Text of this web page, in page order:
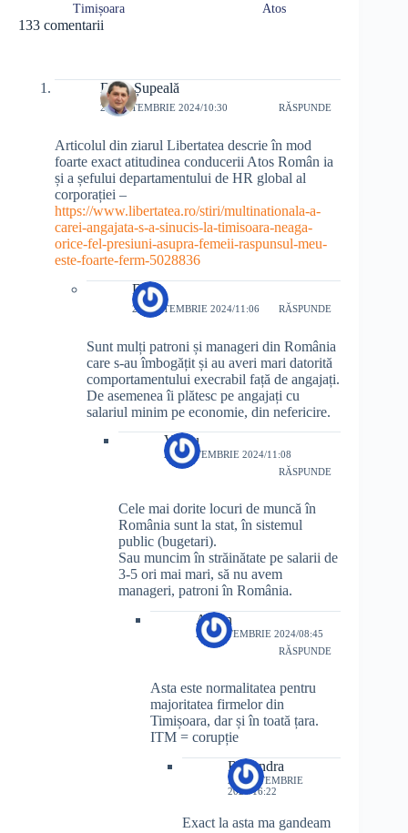
Timișoara
Atos
133 comentarii
Doru Șupeală
28 SEPTEMBRIE 2024/10:30 RĂSPUNDE
Articolul din ziarul Libertatea descrie în mod
foarte exact atitudinea conducerii Atos Român ia
și a șefului departamentului de HR global al
corporației –
https://www.libertatea.ro/stiri/multinationala-a-
carei-angajata-s-a-sinucis-la-timisoara-neaga-
orice-fel-presiuni-asupra-femeii-raspunsul-meu-
este-foarte-ferm-5028836
Doru
28 SEPTEMBRIE 2024/11:06 RĂSPUNDE
Sunt mulți patroni și manageri din România
care s-au îmbogățit și au averi mari datorită
comportamentului execrabil față de angajați.
De asemenea îi plătesc pe angajați cu
salariul minim pe economie, din nefericire.
Vladu
28 SEPTEMBRIE 2024/11:08
RĂSPUNDE
Cele mai dorite locuri de muncă în
România sunt la stat, în sistemul
public (bugetari).
Sau muncim în străinătate pe salarii de
3-5 ori mai mari, să nu avem
manageri, patroni în România.
Anton
29 SEPTEMBRIE 2024/08:45
RĂSPUNDE
Asta este normalitatea pentru
majoritatea firmelor din
Timișoara, dar și în toată țara.
ITM = corupție
Ruxandra
29 SEPTEMBRIE
2024/16:22
Exact la asta ma gandeam